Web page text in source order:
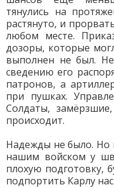
тянулись на
растянуто, и
любом месте.
дозоры, которые
выполнен не был.
сведению его
патронов, а
при пушках.
Солдаты,
происходит.
Надежды не было. Но
нашим войском у
плохую подготовку,
подпортить Карлу